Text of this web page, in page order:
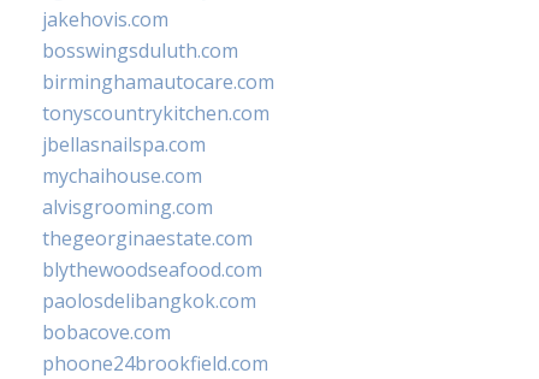
jakehovis.com
bosswingsduluth.com
birminghamautocare.com
tonyscountrykitchen.com
jbellasnailspa.com
mychaihouse.com
alvisgrooming.com
thegeorginaestate.com
blythewoodseafood.com
paolosdelibangkok.com
bobacove.com
phoone24brookfield.com